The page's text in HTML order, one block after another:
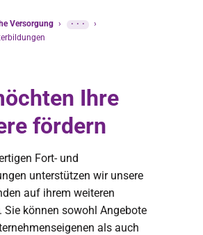
Versorgung › ···
›
Ihre
fördern
Fort- und
unterstützen wir unsere
auf ihrem weiteren
Sie können sowohl Angebote
als auch